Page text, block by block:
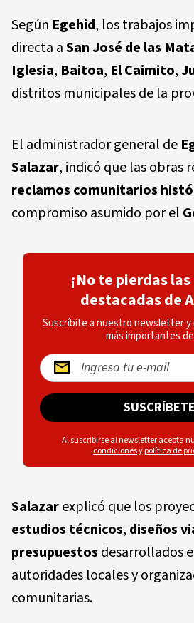
Según Egehid, los trabajos
directa aSan José de las
Iglesia, Baitoa, El Caimito,
distritos municipales de la
El administrador general de
Salazar, indicó que las obras
reclamos comunitarios
compromiso asumido por el
¡No te pierdas
destacadas de
Suscríbite a nuestro newsletter y
más importantes
SUSCRÍBETE
Al suscribirse al newsletter acepta
condicionesypolítica de
Salazarexplicó que los
estudios técnicos, diseños
presupuestos desarrollados
autoridades locales y
comunitarias.